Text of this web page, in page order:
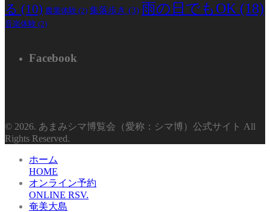
る (10) 農業体験 (2) 集落歩き (3) 雨の日でもOK (18)
音楽体験 (2)
Facebook
© 2026. あまみシマ博覧会（愛称：シマ博）公式サイト All
Rights Reserved.
ホーム
HOME
オンライン予約
ONLINE RSV.
奄美大島